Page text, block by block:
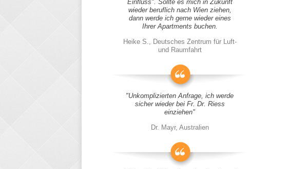
Einfluss". Sollte es mich in Zukunft
wieder beruflich nach Wien ziehen,
dann werde ich gerne wieder eines
Ihrer Apartments buchen.
Heike S., Deutsches Zentrum für Luft-
und Raumfahrt
"Unkomplizierten Anfrage, ich werde
sicher wieder bei Fr. Dr. Riess
einziehen"
Dr. Mayr, Australien